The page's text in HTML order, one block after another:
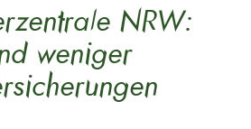
NRW:
weniger